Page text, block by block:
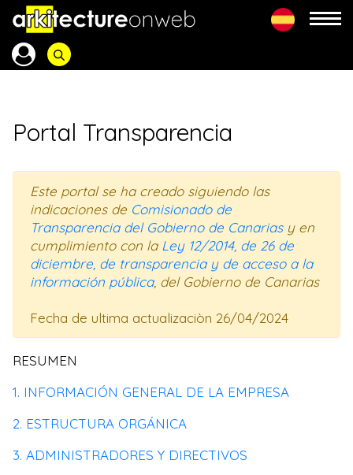
Portal Transparencia
Este portal se ha creado siguiendo las
indicaciones de Comisionado de
Transparencia del Gobierno de Canariasy en
cumplimiento con la Ley 12/2014, de 26 de
diciembre, de transparencia y de acceso a la
información pública, del Gobierno de Canarias
Fecha de ultima actualizaciòn 26/04/2024
RESUMEN
1. INFORMACIÓN GENERAL DE LA EMPRESA
2. ESTRUCTURA ORGÁNICA
3. ADMINISTRADORES Y DIRECTIVOS